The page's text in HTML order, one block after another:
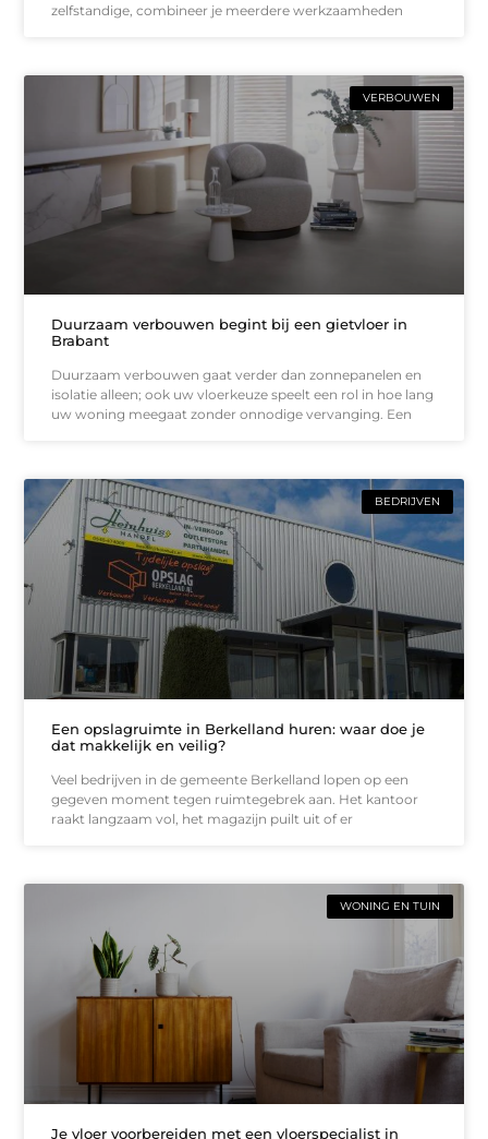
zelfstandige, combineer je meerdere werkzaamheden
VERBOUWEN
Duurzaam verbouwen begint bij een gietvloer in
Brabant
Duurzaam verbouwen gaat verder dan zonnepanelen en
isolatie alleen; ook uw vloerkeuze speelt een rol in hoe lang
uw woning meegaat zonder onnodige vervanging. Een
BEDRIJVEN
Een opslagruimte in Berkelland huren: waar doe je
dat makkelijk en veilig?
Veel bedrijven in de gemeente Berkelland lopen op een
gegeven moment tegen ruimtegebrek aan. Het kantoor
raakt langzaam vol, het magazijn puilt uit of er
WONING EN TUIN
Je vloer voorbereiden met een vloerspecialist in